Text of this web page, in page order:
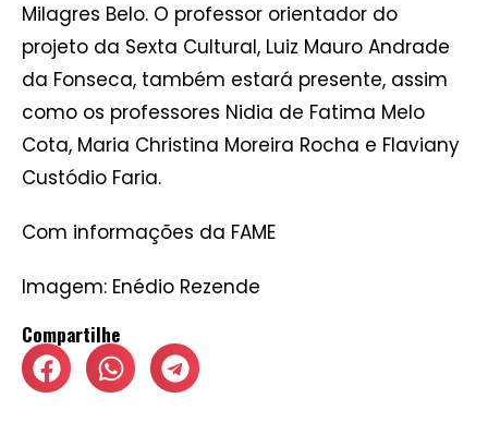
Milagres Belo. O professor orientador do
projeto da Sexta Cultural, Luiz Mauro Andrade
da Fonseca, também estará presente, assim
como os professores Nidia de Fatima Melo
Cota, Maria Christina Moreira Rocha e Flaviany
Custódio Faria.
Com informações da FAME
Imagem: Enédio Rezende
Compartilhe